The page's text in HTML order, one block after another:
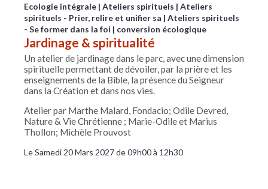
Ecologie intégrale Ateliers spirituels
Ateliers
spirituels - Prier, relire et unifier sa
Ateliers spirituels
- Se former dans la foi
conversion écologique
Jardinage & spiritualité
Un atelier de jardinage dans le parc, avec une dimension
spirituelle permettant de dévoiler, par la prière et les
enseignements de la Bible, la présence du Seigneur
dans la Création et dans nos vies.
Atelier par Marthe Malard, Fondacio; Odile Devred,
Nature & Vie Chrétienne ; Marie-Odile et Marius
Thollon; Michèle Prouvost
Le Samedi 20 Mars 2027 de 09h00 à 12h30